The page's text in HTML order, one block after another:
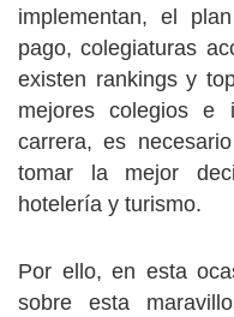
implementan, el
pago, colegiaturas
existen rankings y
mejores colegios e
carrera, es
tomar la mejor
hotelería y turismo.
Por ello, en esta
sobre esta